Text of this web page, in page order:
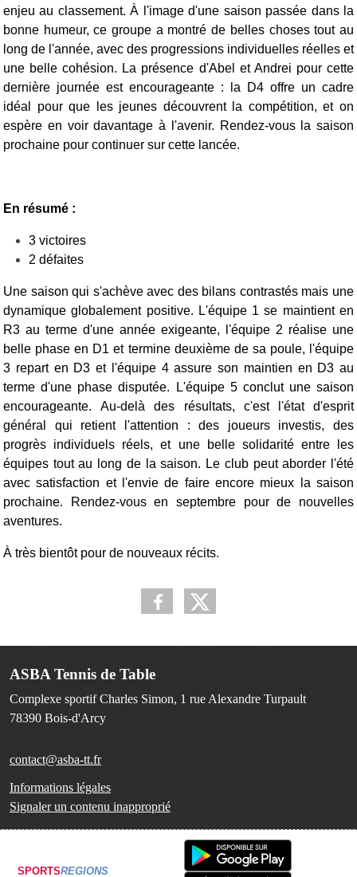
enjeu au classement. À l'image d'une saison passée dans la
bonne humeur, ce groupe a montré de belles choses tout au
long de l'année, avec des progressions individuelles réelles et
une belle cohésion. La présence d'Abel et Andrei pour cette
dernière journée est encourageante : la D4 offre un cadre
idéal pour que les jeunes découvrent la compétition, et on
espère en voir davantage à l'avenir. Rendez-vous la saison
prochaine pour continuer sur cette lancée.
En résumé :
3 victoires
2 défaites
Une saison qui s'achève avec des bilans contrastés mais une
dynamique globalement positive. L'équipe 1 se maintient en
R3 au terme d'une année exigeante, l'équipe 2 réalise une
belle phase en D1 et termine deuxième de sa poule, l'équipe
3 repart en D3 et l'équipe 4 assure son maintien en D3 au
terme d'une phase disputée. L'équipe 5 conclut une saison
encourageante.Au-delà des résultats, c'est l'état d'esprit
général qui retient l'attention : des joueurs investis, des
progrès individuels réels, et une belle solidarité entre les
équipes tout au long de la saison. Le club peut aborder l'été
avec satisfaction et l'envie de faire encore mieux la saison
prochaine.
Rendez-vous en septembre pour de nouvelles
aventures.
À très bientôt pour de nouveaux récits.
ASBA Tennis de Table
Complexe sportif Charles Simon, 1 rue Alexandre Turpault
78390 Bois-d'Arcy
contact@asba-tt.fr
Informations légales
Signaler un contenu inapproprié
SPORTSREGIONS